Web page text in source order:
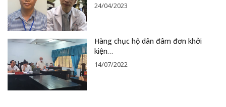
24/04/2023
Hàng chục hộ dân đâm đơn khởi
kiện…
14/07/2022